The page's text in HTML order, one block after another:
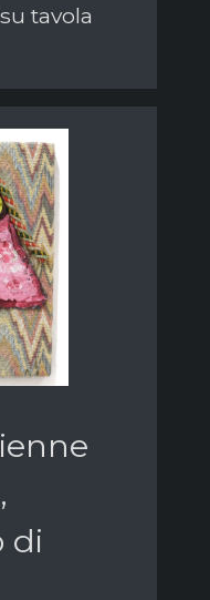
tavola
di